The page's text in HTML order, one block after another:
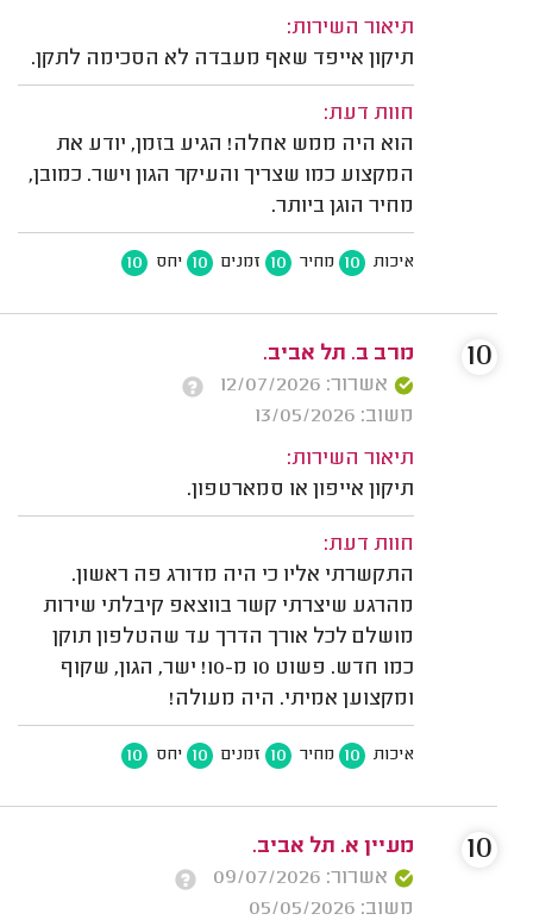
תיאור השירות:
תיקון אייפד שאף מעבדה לא הסכימה לתקן.
חוות דעת:
הוא היה ממש אחלה! הגיע בזמן, יודע את
המקצוע כמו שצריך והעיקר הגון וישר. כמובן,
מחיר הוגן ביותר.
איכות 10 מחיר 10 זמנים 10 יחס 10
מרב ב. תל אביב.
אשרור: 12/07/2026
משוב: 13/05/2026
תיאור השירות:
תיקון אייפון או סמארטפון.
חוות דעת:
התקשרתי אליו כי היה מדורג פה ראשון.
מהרגע שיצרתי קשר בווצאפ קיבלתי שירות
מושלם לכל אורך הדרך עד שהטלפון תוקן
כמו חדש. פשוט 10 מ-10! ישר, הגון, שקוף
ומקצוען אמיתי. היה מעולה!
איכות 10 מחיר 10 זמנים 10 יחס 10
10
מעיין א. תל אביב.
אשרור: 09/07/2026
משוב: 05/05/2026
10